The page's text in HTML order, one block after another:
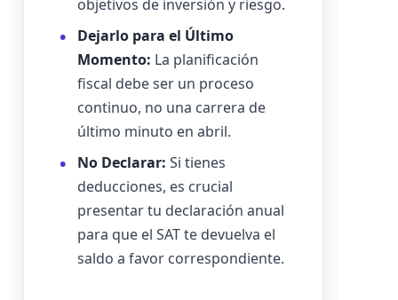
objetivos de inversión y riesgo.
Dejarlo para el Último
Momento: La planificación
fiscal debe ser un proceso
continuo, no una carrera de
último minuto en abril.
No Declarar: Si tienes
deducciones, es crucial
presentar tu declaración anual
para que el SAT te devuelva el
saldo a favor correspondiente.